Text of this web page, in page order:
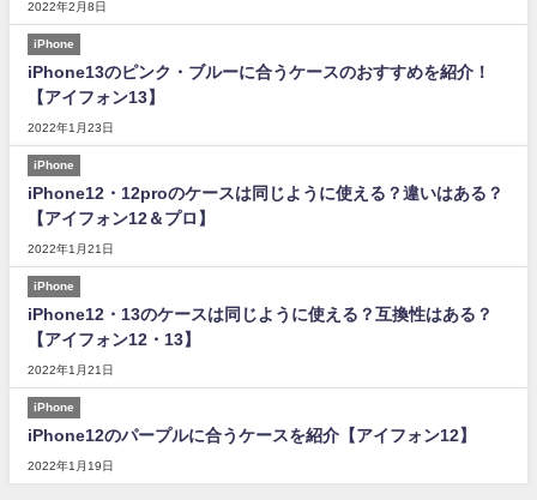
2022年2月8日
iPhone
iPhone13のピンク・ブルーに合うケースのおすすめを紹介！
【アイフォン13】
2022年1月23日
iPhone
iPhone12・12proのケースは同じように使える？違いはある？
【アイフォン12＆プロ】
2022年1月21日
iPhone
iPhone12・13のケースは同じように使える？互換性はある？
【アイフォン12・13】
2022年1月21日
iPhone
iPhone12のパープルに合うケースを紹介【アイフォン12】
2022年1月19日